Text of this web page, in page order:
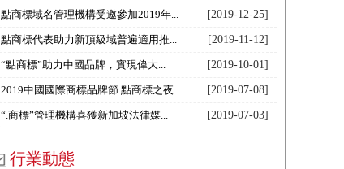
點商標域名管理機構受邀參加2019年... [2019-12-25]
點商標代表助力新頂級域普遍適用推... [2019-11-12]
“點商標”助力中國品牌，實現偉大... [2019-10-01]
2019中國國際商標品牌節 點商標之夜... [2019-07-08]
“.商標”管理機構喜獲新加坡法律媒... [2019-07-03]
行業動態